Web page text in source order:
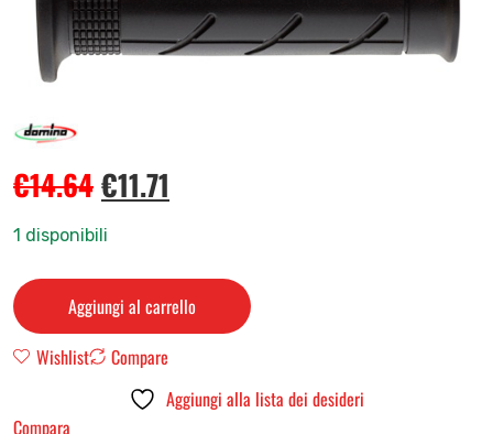
€14.64€11.71
1 disponibili
Aggiungi al carrello
Wishlist
Compare
Aggiungi alla lista dei desideri
Compara